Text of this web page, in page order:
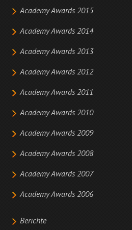
Academy Awards 2015
Academy Awards 2014
Academy Awards 2013
Academy Awards 2012
Academy Awards 2011
Academy Awards 2010
Academy Awards 2009
Academy Awards 2008
Academy Awards 2007
Academy Awards 2006
Berichte